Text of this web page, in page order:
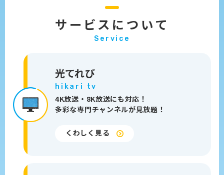
サービスについて
Service
光てれび
hikari tv
4K放送・8K放送にも対応！
多彩な専門チャンネルが見放題！
くわしく見る